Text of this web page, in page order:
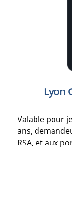
Lyon
Valable pour
ans,
RSA, et aux